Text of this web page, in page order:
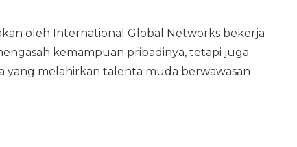
oleh International Global Networks bekerja
kemampuan pribadinya, tetapi juga
yang melahirkan talenta muda berwawasan